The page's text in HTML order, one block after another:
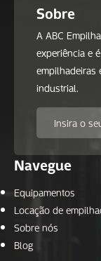
Sobre
A ABC
experiência e
empilhadeiras
industrial.
Navegue
Equipamentos
Locação de
Sobre nós
Blog